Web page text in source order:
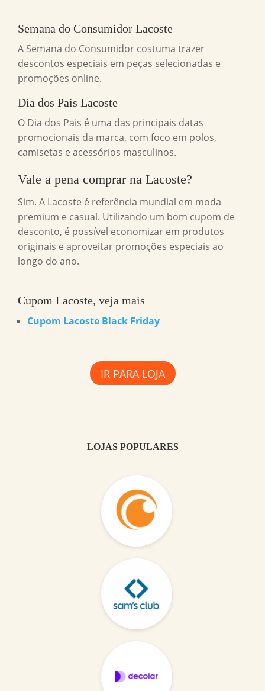
Semana do Consumidor Lacoste
A Semana do Consumidor costuma trazer
descontos especiais em peças selecionadas e
promoções online.
Dia dos Pais Lacoste
O Dia dos Pais é uma das principais datas
promocionais da marca, com foco em polos,
camisetas e acessórios masculinos.
Vale a pena comprar na Lacoste?
Sim. A Lacoste é referência mundial em moda
premium e casual. Utilizando um bom cupom de
desconto, é possível economizar em produtos
originais e aproveitar promoções especiais ao
longo do ano.
Cupom Lacoste, veja mais
Cupom Lacoste Black Friday
IR PARA LOJA
LOJAS POPULARES